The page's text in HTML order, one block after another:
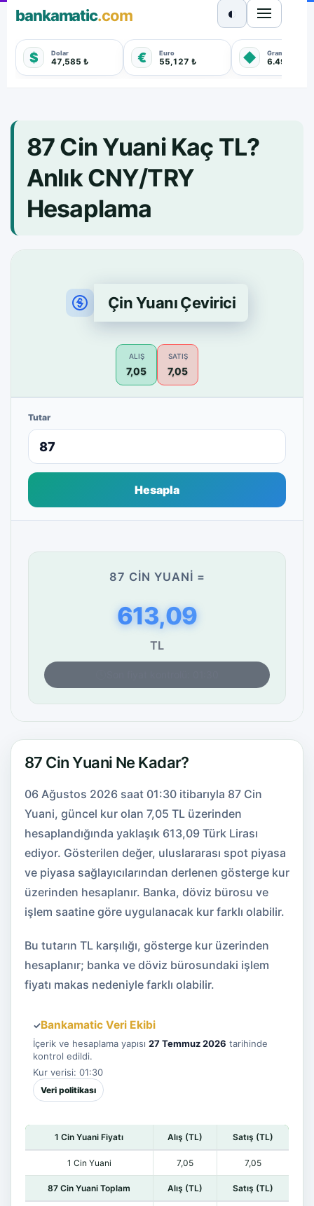
bankamatic.com
$ Dolar
47,585 ₺ € Euro
55,127 ₺ ◆ Gram Altın
6.498,630
◐
87 Cin Yuani Kaç TL?
Anlık CNY/TRY
Hesaplama
Çin Yuanı Çevirici
ALIŞ
7,05
SATIŞ
7,05
Tutar
Hesapla
87 CIN YUANI =
613,09
TL
87 Cin Yuani Ne Kadar?
06 Ağustos 2026 saat 01:30 itibarıyla 87 Cin
Yuani, güncel kur olan 7,05 TL üzerinden
hesaplandığında yaklaşık 613,09 Türk Lirası
ediyor. Gösterilen değer, uluslararası spot piyasa
ve piyasa sağlayıcılarından derlenen gösterge kur
üzerinden hesaplanır. Banka, döviz bürosu ve
işlem saatine göre uygulanacak kur farklı olabilir.
Bu tutarın TL karşılığı, gösterge kur üzerinden
hesaplanır; banka ve döviz bürosundaki işlem
fiyatı makas nedeniyle farklı olabilir.
✓Bankamatic Veri Ekibi
İçerik ve hesaplama yapısı 27 Temmuz 2026 tarihinde
kontrol edildi.
Kur verisi: 01:30
Veri politikası
1 Cin Yuani Fiyatı Alış (TL) Satış (TL)
1 Cin Yuani 7,05 7,05
87 Cin Yuani Toplam Alış (TL) Satış (TL)